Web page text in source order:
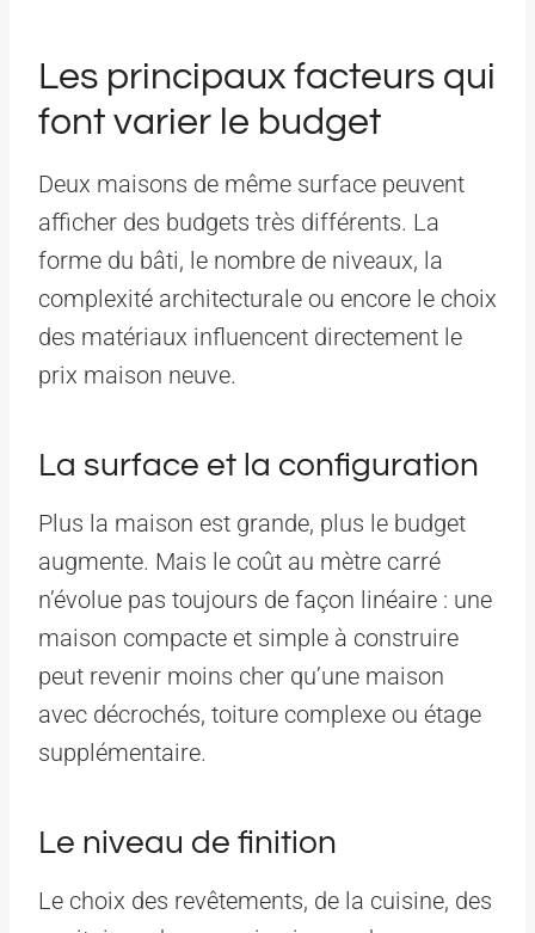
Les principaux facteurs qui
font varier le budget
Deux maisons de même surface peuvent
afficher des budgets très différents. La
forme du bâti, le nombre de niveaux, la
complexité architecturale ou encore le choix
des matériaux influencent directement le
prix maison neuve.
La surface et la configuration
Plus la maison est grande, plus le budget
augmente. Mais le coût au mètre carré
n’évolue pas toujours de façon linéaire : une
maison compacte et simple à construire
peut revenir moins cher qu’une maison
avec décrochés, toiture complexe ou étage
supplémentaire.
Le niveau de finition
Le choix des revêtements, de la cuisine, des